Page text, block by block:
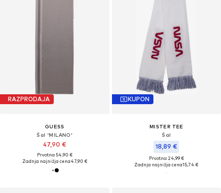
RAZPRODAJA
GUESS
Šal 'MILANO'
47,90 €
Prvotno: 54,90 €
Zadnja najnižja cena47,90 €
KUPON
MISTER TEE
Šal
18,89 €
Prvotno: 24,99 €
Zadnja najnižja cena15,74 €